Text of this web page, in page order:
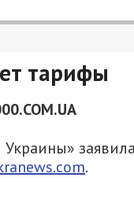
тарифы
.